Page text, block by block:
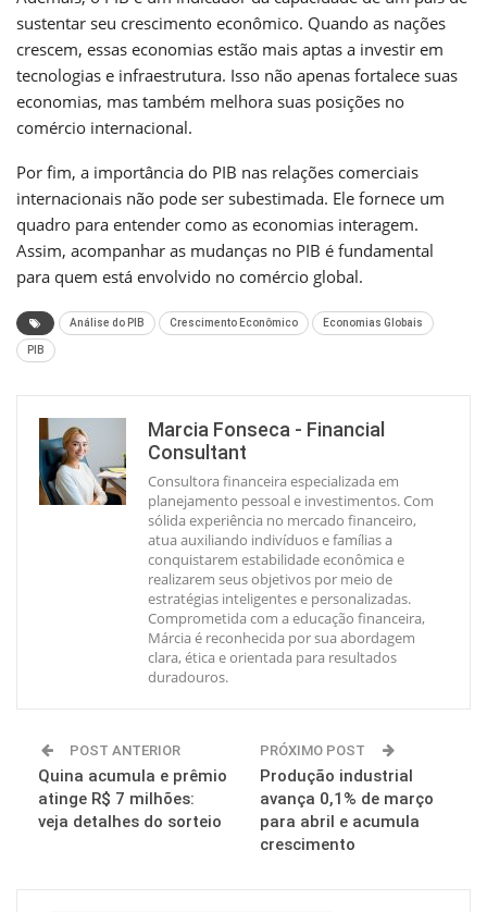
sustentar seu crescimento econômico. Quando as nações
crescem, essas economias estão mais aptas a investir em
tecnologias e infraestrutura. Isso não apenas fortalece suas
economias, mas também melhora suas posições no
comércio internacional.
Por fim, a importância do PIB nas relações comerciais
internacionais não pode ser subestimada. Ele fornece um
quadro para entender como as economias interagem.
Assim, acompanhar as mudanças no PIB é fundamental
para quem está envolvido no comércio global.
Análise do PIB Crescimento Econômico Economias Globais
PIB
Marcia Fonseca - Financial
Consultant
Consultora financeira especializada em
planejamento pessoal e investimentos. Com
sólida experiência no mercado financeiro,
atua auxiliando indivíduos e famílias a
conquistarem estabilidade econômica e
realizarem seus objetivos por meio de
estratégias inteligentes e personalizadas.
Comprometida com a educação financeira,
Márcia é reconhecida por sua abordagem
clara, ética e orientada para resultados
duradouros.
POST ANTERIOR
Quina acumula e prêmio
atinge R$ 7 milhões:
veja detalhes do sorteio
PRÓXIMO POST
Produção industrial
avança 0,1% de março
para abril e acumula
crescimento